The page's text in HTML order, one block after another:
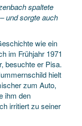
spaltete
und sorgte auch
wie ein
im Frühjahr 1971
besuchte er Pisa.
hielt
zum Auto,
ihm den
irritiert zu seiner